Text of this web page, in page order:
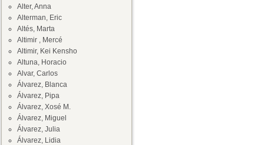
Alter, Anna
Alterman, Eric
Altés, Marta
Altimir , Mercé
Altimir, Kei Kensho
Altuna, Horacio
Alvar, Carlos
Álvarez, Blanca
Álvarez, Pipa
Álvarez, Xosé M.
Álvarez, Miguel
Álvarez, Julia
Álvarez, Lidia